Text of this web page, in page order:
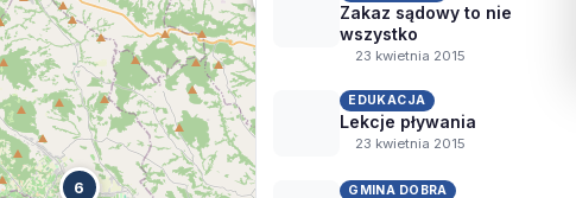
6
Zakaz sądowy to nie
wszystko
23 kwietnia 2015
EDUKACJA
Lekcje pływania
23 kwietnia 2015
GMINA DOBRA